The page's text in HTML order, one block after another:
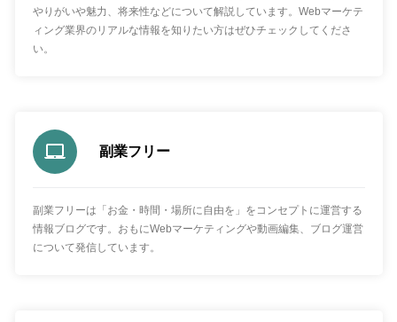
やりがいや魅力、将来性などについて解説しています。Webマーケテ
ィング業界のリアルな情報を知りたい方はぜひチェックしてくださ
い。
副業フリー
副業フリーは「お金・時間・場所に自由を」をコンセプトに運営する
情報ブログです。おもにWebマーケティングや動画編集、ブログ運営
について発信しています。